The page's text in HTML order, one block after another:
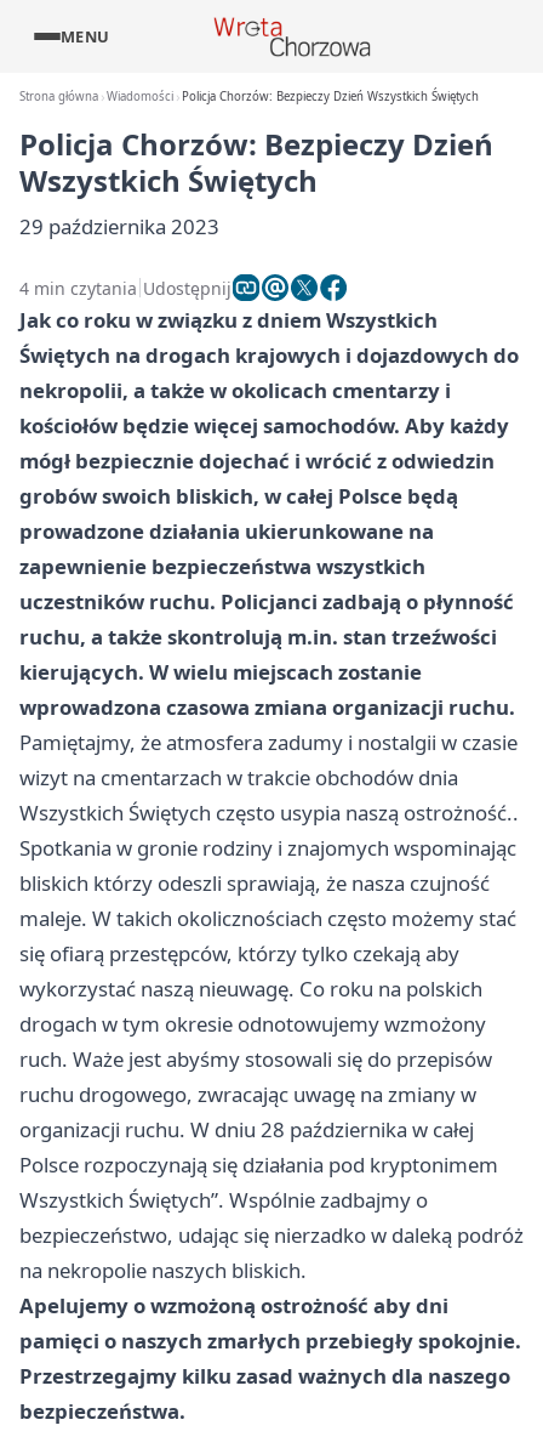
MENU
Strona główna Wiadomości Policja Chorzów: Bezpieczy Dzień Wszystkich Świętych
Policja Chorzów: Bezpieczy Dzień
Wszystkich Świętych
29 października 2023
4 min czytania Udostępnij
Jak co roku w związku z dniem Wszystkich
Świętych na drogach krajowych i dojazdowych do
nekropolii, a także w okolicach cmentarzy i
kościołów będzie więcej samochodów. Aby każdy
mógł bezpiecznie dojechać i wrócić z odwiedzin
grobów swoich bliskich, w całej Polsce będą
prowadzone działania ukierunkowane na
zapewnienie bezpieczeństwa wszystkich
uczestników ruchu. Policjanci zadbają o płynność
ruchu, a także skontrolują m.in. stan trzeźwości
kierujących. W wielu miejscach zostanie
wprowadzona czasowa zmiana organizacji ruchu.
Pamiętajmy, że atmosfera zadumy i nostalgii w czasie
wizyt na cmentarzach w trakcie obchodów dnia
Wszystkich Świętych często usypia naszą ostrożność..
Spotkania w gronie rodziny i znajomych wspominając
bliskich którzy odeszli sprawiają, że nasza czujność
maleje. W takich okolicznościach często możemy stać
się ofiarą przestępców, którzy tylko czekają aby
wykorzystać naszą nieuwagę. Co roku na polskich
drogach w tym okresie odnotowujemy wzmożony
ruch. Waże jest abyśmy stosowali się do przepisów
ruchu drogowego, zwracając uwagę na zmiany w
organizacji ruchu. W dniu 28 października w całej
Polsce rozpoczynają się działania pod kryptonimem
Wszystkich Świętych”. Wspólnie zadbajmy o
bezpieczeństwo, udając się nierzadko w daleką podróż
na nekropolie naszych bliskich.
Apelujemy o wzmożoną ostrożność aby dni
pamięci o naszych zmarłych przebiegły spokojnie.
Przestrzegajmy kilku zasad ważnych dla naszego
bezpieczeństwa.